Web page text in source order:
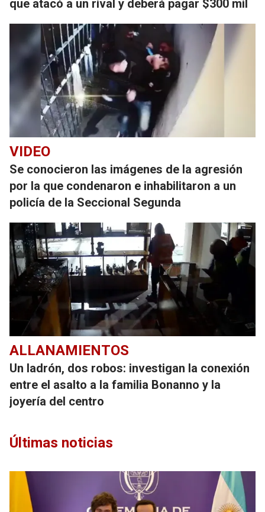
que atacó a un rival y deberá pagar $300 mil
VIDEO
Se conocieron las imágenes de la agresión
por la que condenaron e inhabilitaron a un
policía de la Seccional Segunda
ALLANAMIENTOS
Un ladrón, dos robos: investigan la conexión
entre el asalto a la familia Bonanno y la
joyería del centro
Últimas noticias